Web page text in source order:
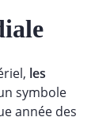
les
symbole
année des